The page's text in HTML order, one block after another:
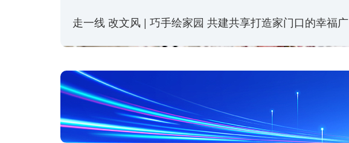
走一线 改文风 | 巧手绘家园 共建共享打造家门口的幸福广
场